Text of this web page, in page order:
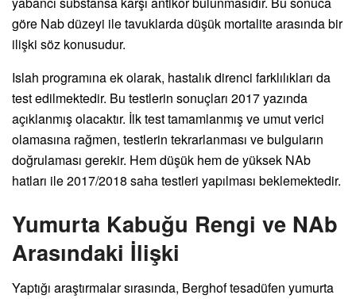
göre Nab düzeyi ile tavuklarda düşük mortalite arasında bir
ilişki söz konusudur.
Islah programına ek olarak, hastalık direnci farklılıkları da
test edilmektedir. Bu testlerin sonuçları 2017 yazında
açıklanmış olacaktır. İlk test tamamlanmış ve umut verici
olamasına rağmen, testlerin tekrarlanması ve bulguların
doğrulaması gerekir. Hem düşük hem de yüksek NAb
hatları ile 2017/2018 saha testleri yapılması beklemektedir.
Yumurta Kabuğu Rengi ve NAb
Arasındaki İlişki
Yaptığı araştırmalar sırasında, Berghof tesadüfen yumurta